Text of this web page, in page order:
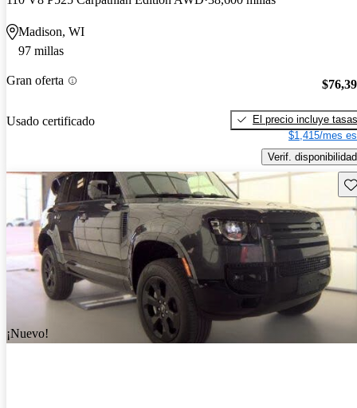
Madison, WI
97 millas
Gran oferta
Usado certificado
El precio incluye tasas
$1,415/mes
Verif. disponibilidad
¡Nuevo!